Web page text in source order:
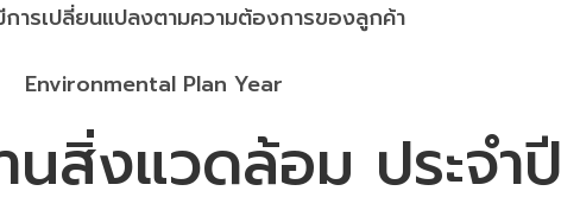
การเปลี่ยนแปลงตามความต้องการของลูกค้า
Environmental Plan Year
นสิ่งแวดล้อม ประจำปี